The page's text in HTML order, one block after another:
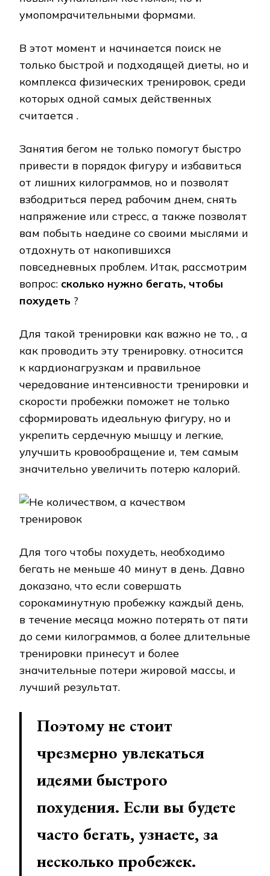
умопомрачительными формами.
В этот момент и начинается поиск не
только быстрой и подходящей диеты, но и
комплекса физических тренировок, среди
которых одной самых действенных
считается .
Занятия бегом не только помогут быстро
привести в порядок фигуру и избавиться
от лишних килограммов, но и позволят
взбодриться перед рабочим днем, снять
напряжение или стресс, а также позволят
вам побыть наедине со своими мыслями и
отдохнуть от накопившихся
повседневных проблем. Итак, рассмотрим
вопрос: сколько нужно бегать, чтобы
похудеть ?
Для такой тренировки как важно не то, , а
как проводить эту тренировку. относится
к кардионагрузкам и правильное
чередование интенсивности тренировки и
скорости пробежки поможет не только
сформировать идеальную фигуру, но и
укрепить сердечную мышцу и легкие,
улучшить кровообращение и, тем самым
значительно увеличить потерю калорий.
Не количеством, а качеством
тренировок
Для того чтобы похудеть, необходимо
бегать не меньше 40 минут в день. Давно
доказано, что если совершать
сорокаминутную пробежку каждый день,
в течение месяца можно потерять от пяти
до семи килограммов, а более длительные
тренировки принесут и более
значительные потери жировой массы, и
лучший результат.
Поэтому не стоит
чрезмерно увлекаться
идеями быстрого
похудения. Если вы будете
часто бегать, узнаете, за
несколько пробежек.